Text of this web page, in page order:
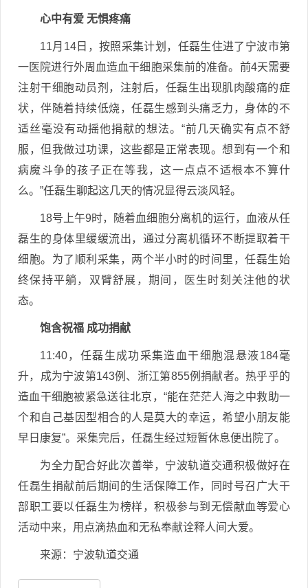
心中有爱 无惧疼痛
11月14日，按照采集计划，任磊生住进了宁波市第
一医院进行外周血造血干细胞采集前的准备。前4天需要
注射干细胞动员剂，注射后，任磊生出现肌肉酸痛的症
状，伴随着持续低烧，任磊生感到头痛乏力，身体的不
适丝毫没有动摇他捐献的想法。“前几天确实有点不舒
服，但我做过功课，这些都是正常表现。想到有一个和
病魔斗争的孩子正在等我，这一点点不适根本不算什
么。”任磊生聊起这几天的情况显得云淡风轻。
18号上午9时，随着血细胞分离机的运行，血液从任
磊生的身体里缓缓流出，通过分离机循环不断提取着干
细胞。为了顺利采集，两个半小时的时间里，任磊生始
终保持平躺，双臂舒展，期间，医生时刻关注他的状
态。
饱含祝福 成功捐献
11:40，任磊生成功采集造血干细胞混悬液184毫
升，成为宁波第143例、浙江第855例捐献者。热乎乎的
造血干细胞被紧急送往北京，“能在茫茫人海之中救助一
个和自己基因型相合的人是莫大的幸运，希望小朋友能
早日康复”。采集完后，任磊生经过短暂休息便出院了。
为全力配合好此次善举，宁波轨道交通积极做好在
任磊生捐献前后期间的生活保障工作，同时号召广大干
部职工要以任磊生为榜样，积极参与到无偿献血等爱心
活动中来，用点滴热血和无私奉献诠释人间大爱。
来源：宁波轨道交通